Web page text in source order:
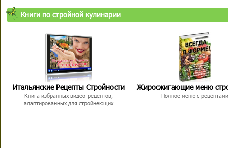
Книги по стройной кулинарии
Итальянские Рецепты Стройности
Книга избранных видео-рецептов,
адаптированных для стройнеющих
Жиросжигающие меню
Полное меню с рецептами